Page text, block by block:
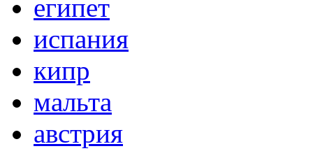
египет
испания
кипр
мальта
австрия